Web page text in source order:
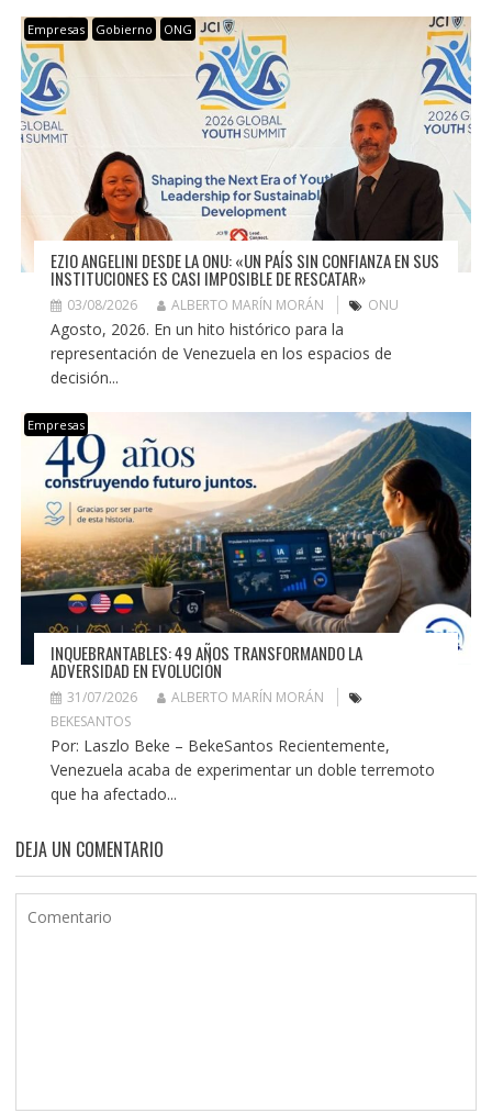
Empresas Gobierno ONG
EZIO ANGELINI DESDE LA ONU: «UN PAÍS SIN CONFIANZA EN SUS
INSTITUCIONES ES CASI IMPOSIBLE DE RESCATAR»
03/08/2026 ALBERTO MARÍN MORÁN ONU
Agosto, 2026. En un hito histórico para la
representación de Venezuela en los espacios de
decisión...
Empresas
INQUEBRANTABLES: 49 AÑOS TRANSFORMANDO LA
ADVERSIDAD EN EVOLUCIÓN
31/07/2026
ALBERTO MARÍN MORÁN
BEKESANTOS
Por: Laszlo Beke – BekeSantos Recientemente,
Venezuela acaba de experimentar un doble terremoto
que ha afectado...
DEJA UN COMENTARIO